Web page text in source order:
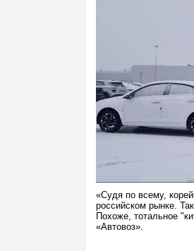
«Судя по всему,
российском рынке.
Похоже, тотальное
«Автовоз».